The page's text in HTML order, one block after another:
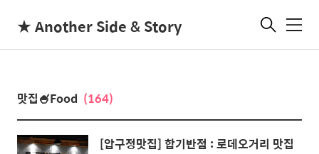
★ Another Side & Story 메
맛집🍧Food (164)
[압구정맛집] 합기반점 : 로데오거리 맛집